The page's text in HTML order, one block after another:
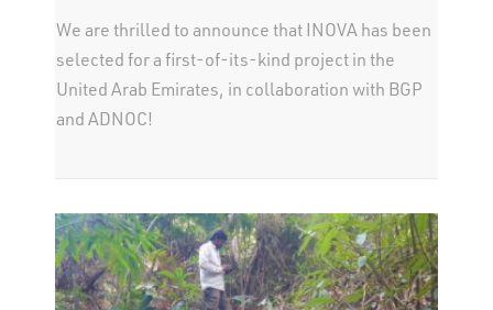
We are thrilled to announce that INOVA has been
selected for a first-of-its-kind project in the
United Arab Emirates, in collaboration with BGP
and ADNOC!